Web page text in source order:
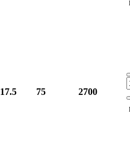
17.5 75
2700